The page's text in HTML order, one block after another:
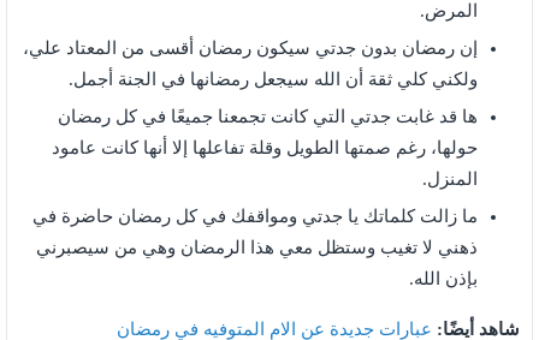
المرض.
إن رمضان بدون جدتي سيكون رمضان أقسى من المعتاد علي،
ولكني كلي ثقة أن الله سيجعل رمضانها في الجنة أجمل.
ها قد غابت جدتي التي كانت تجمعنا جميعًا في كل رمضان
حولها، رغم صمتها الطويل وقلة تفاعلها إلا أنها كانت عامود
المنزل.
ما زالت كلماتك يا جدتي ومواقفك في كل رمضان حاضرة في
ذهني لا تغيب وستظل معي هذا الرمضان وهي من سيصبرني
بإذن الله.
شاهد أيضًا: عبارات جديدة عن الام المتوفيه في رمضان